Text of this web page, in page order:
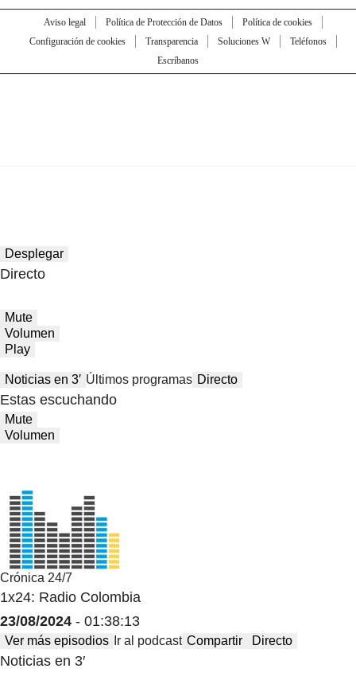
Aviso legal Política de Protección de Datos
Política de cookies
Configuración de cookies
Transparencia Soluciones W
Teléfonos
Escríbanos
Desplegar
Directo
Mute
Volumen
Play
Noticias en 3′ Últimos programas Directo
Estas escuchando
Mute
Volumen
Crónica 24/7
1x24: Radio Colombia
23/08/2024 - 01:38:13
Ver más episodios Ir al podcast Compartir Directo
Noticias en 3′